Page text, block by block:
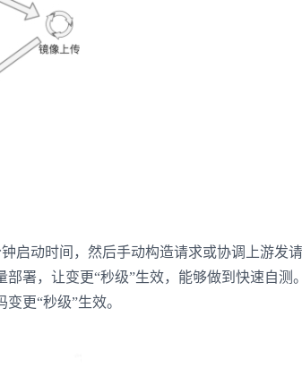
启动时间，然后手动构造请求或协调上游发
署，让变更“秒级”生效，能够做到快速自测
更“秒级”生效。